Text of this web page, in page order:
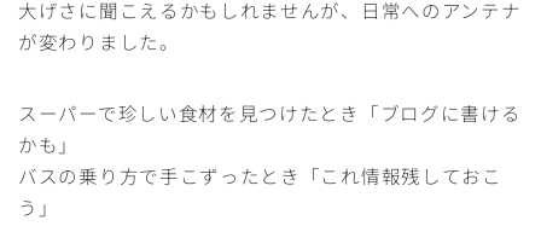
大げさに聞こえるかもしれませんが、日常へのアンテナ
が変わりました。
スーパーで珍しい食材を見つけたとき「ブログに書ける
かも」
バスの乗り方で手こずったとき「これ情報残しておこ
う」